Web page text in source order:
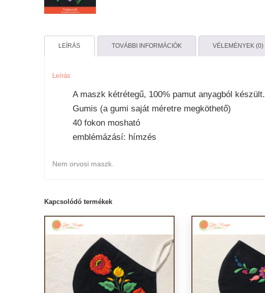
LEÍRÁS TOVÁBBI INFORMÁCIÓK VÉLEMÉNYEK (0)
Leírás
A maszk kétrétegű, 100% pamut anyagból készült.
Gumis (a gumi saját méretre megköthető)
40 fokon mosható
emblémázásí: hímzés
Nem orvosi maszk.
Kapcsolódó termékek